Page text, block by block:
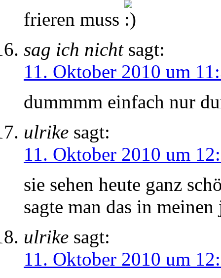
frieren muss
sag ich nicht sagt:
11. Oktober 2010 um
dummmm einfach nur
ulrike sagt:
11. Oktober 2010 um
sie sehen heute ganz
sagte man das in
ulrike sagt:
11. Oktober 2010 um